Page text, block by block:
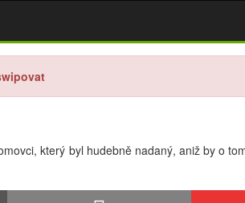
který byl hudebně nadaný, aniž by o